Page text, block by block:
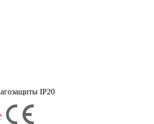
IP20